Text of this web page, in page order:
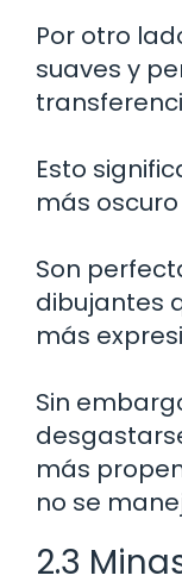
Por otro
suaves y
Esto
más
Son
dibujantes
más
Sin
más
no se
2.3